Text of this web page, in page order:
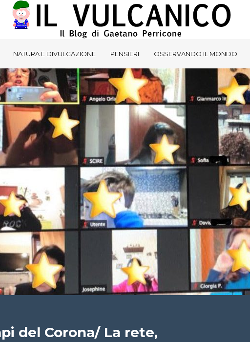
NATURA E DIVULGAZIONE PENSIERI OSSERVANDO IL MONDO
del Corona/ La rete,